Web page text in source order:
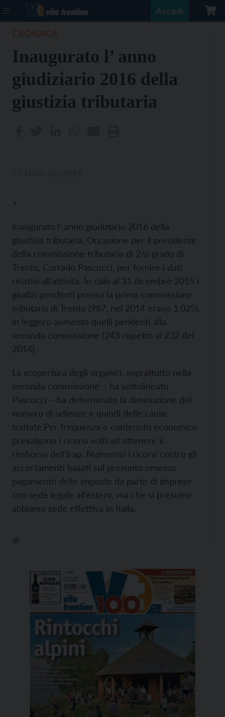
Accedi
Inaugurato l’ anno
giudiziario 2016 della
giustizia tributaria
>
Inaugurato l’ anno giudiziario 2016 della
giustizia tributaria. Occasione per il presidente
della commissione tributaria di 2/o grado di
Trento, Corrado Pascucci, per fornire i dati
relativi all’attività. In calo al 31 dicembre 2015 i
giudizi pendenti presso la prima commissione
tributaria di Trento (987, nel 2014 erano 1.025),
in leggero aumento quelli pendenti alla
seconda commissione (243 rispetto ai 232 del
2014).
La scopertura degli organici, soprattutto nella
seconda commissione – ha sottolineato
Pascucci – ha determinato la diminuzione del
numero di udienze e quindi delle cause
trattate.Per frequenza e contenuto economico
prevalgono i ricorsi volti ad ottenere il
rimborso dell’Irap. Numerosi i ricorsi contro gli
accertamenti basati sul presunto omesso
pagamento delle imposte da parte di imprese
con sede legale all’estero, ma che si presume
abbiamo sede effettiva in Italia.
di